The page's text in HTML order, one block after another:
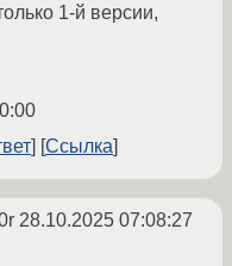
1-й версии,
Ссылка
28.10.2025 07:08:27